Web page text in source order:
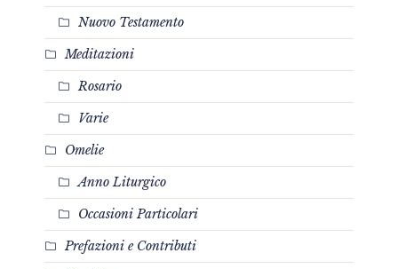
Nuovo Testamento
Meditazioni
Rosario
Varie
Omelie
Anno Liturgico
Occasioni Particolari
Prefazioni e Contributi